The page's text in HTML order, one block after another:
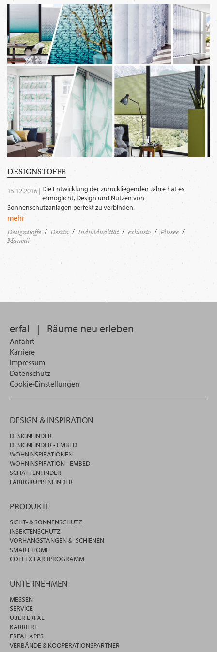
DESIGN­STOFFE
15.12.2016 | Die Entwicklung der zurückliegenden Jahre hat es
ermöglicht, Design und Nutzen von
Sonnenschutzanlagen perfekt zu verbinden.
mehr
Designstoffe Dessin Individualität exklusiv
Plissee
Manedi
erfal | Räume neu erleben
Anfahrt
Karriere
Impressum
Datenschutz
Cookie-Einstellungen
DESIGN & INSPIRATION
DESIGNFINDER
DESIGNFINDER - EMBED
WOHNINSPIRATIONEN
WOHNINSPIRATION - EMBED
SCHATTENFINDER
FARBGRUPPENFINDER
PRODUKTE
SICHT- & SONNENSCHUTZ
INSEKTENSCHUTZ
VORHANGSTANGEN & -SCHIENEN
SMART HOME
COFLEX FARBPROGRAMM
UNTERNEHMEN
MESSEN
SERVICE
ÜBER ERFAL
KARRIERE
ERFAL APPS
VERBÄNDE & KOOPERATIONSPARTNER